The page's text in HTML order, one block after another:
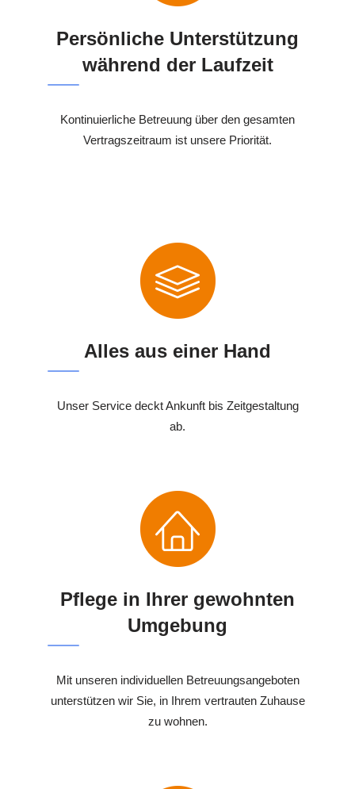
Persönliche Unterstützung
während der Laufzeit
Kontinuierliche Betreuung über den gesamten
Vertragszeitraum ist unsere Priorität.
Alles aus einer Hand
Unser Service deckt Ankunft bis Zeitgestaltung
ab.
Pflege in Ihrer gewohnten
Umgebung
Mit unseren individuellen Betreuungsangeboten
unterstützen wir Sie, in Ihrem vertrauten Zuhause
zu wohnen.